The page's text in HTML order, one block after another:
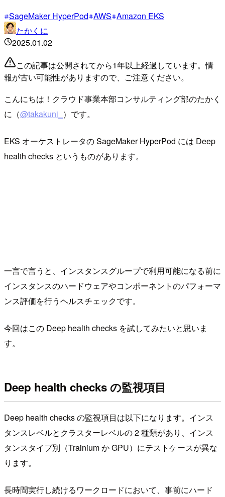
SageMaker HyperPod AWS Amazon EKS
たかくに
2025.01.02
この記事は公開されてから1年以上経過しています。情
報が古い可能性がありますので、ご注意ください。
こんにちは！クラウド事業本部コンサルティング部のたかく
に（@takakuni_ ）です。
EKS オーケストレータの SageMaker HyperPod には Deep
health checks というものがあります。
一言で言うと、インスタンスグループで利用可能になる前に
インスタンスのハードウェアやコンポーネントのパフォーマ
ンス評価を行うヘルスチェックです。
今回はこの Deep health checks を試してみたいと思いま
す。
Deep health checks の監視項目
Deep health checks の監視項目は以下になります。インス
タンスレベルとクラスターレベルの 2 種類があり、インス
タンスタイプ別（Trainium か GPU）にテストケースが異な
ります。
長時間実行し続けるワークロードにおいて、事前にハード